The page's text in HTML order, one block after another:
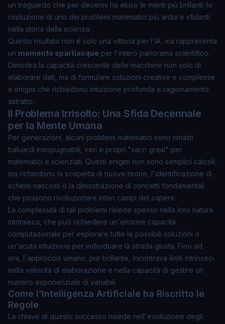
un traguardo che per decenni ha eluso le menti più brillanti: la
risoluzione di uno dei problemi matematici più ardui e sfidanti
nella storia della scienza.
Questo risultato non è solo una vittoria per l'IA, ma rappresenta
un momento spartiacque per l'intero panorama scientifico.
Dimostra la capacità crescente delle macchine non solo di
elaborare dati, ma di formulare soluzioni creative e complesse
a enigmi che richiedono intuizione profonda e ragionamento
astratto.
Il Problema Irrisolto: Una Sfida Decennale
per la Mente Umana
Per generazioni, alcuni problemi matematici sono rimasti
baluardi inespugnabili, veri e propri "sacri graal" per
matematici e scienziati. Questi enigmi non sono semplici calcoli,
ma richiedono la scoperta di nuove teorie, l'identificazione di
schemi nascosti o la dimostrazione di concetti fondamentali
che possono rivoluzionare interi campi del sapere.
La complessità di tali problemi risiede spesso nella loro natura
intrinseca, che può richiedere un'enorme capacità
computazionale per esplorare tutte le possibili soluzioni o
un'acuta intuizione per individuare la strada giusta. Fino ad
ora, l'approccio umano, pur brillante, incontrava limiti intrinseci
nella velocità di elaborazione e nella capacità di gestire un
numero esponenziale di variabili.
Come l'Intelligenza Artificiale ha Riscritto le
Regole
La chiave di questo successo risiede nell'evoluzione degli